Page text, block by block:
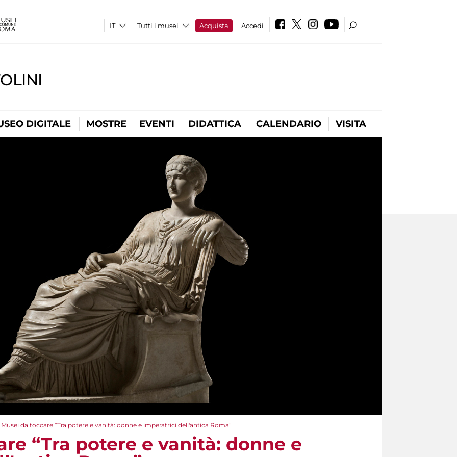
Tutti i musei Acquista Accedi
DIGITALE MOSTRE EVENTI DIDATTICA CALENDARIO VISITA
Musei da toccare “Tra potere e vanità: donne e imperatrici dell'antica Roma”
“Tra potere e vanità: donne e